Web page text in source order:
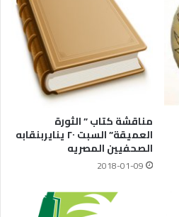
مناقشة كتاب ” الثورة
العميقة” السبت ٢٠ ينايربنقابه
الصحفيين المصريه
2018-01-09